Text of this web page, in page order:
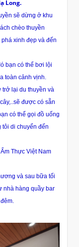
Long.
sẽ dừng ở khu
chèo thuyền
xinh đẹp và đến
bạn có thể bơi lội
toàn cảnh vịnh.
trở lại du thuyền và
được có sẵn
có thể gọi đồ uống
tôi di chuyển đến
Thực Việt Nam
và sau bữa tối
nhà hàng quầy bar